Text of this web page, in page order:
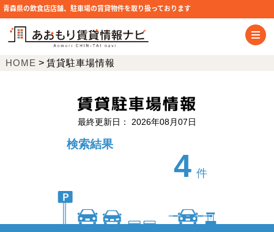
青森県の飲食店店舗、駐車場の賃貸物件を取り扱っております
HOME > 賃貸駐車場情報
賃貸駐車場情報
最終更新日： 2026年08月07日
検索結果
4 件